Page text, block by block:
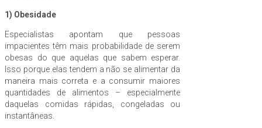
1) Obesidade
Especialistas apontam que pessoas
impacientes têm mais probabilidade de serem
obesas do que aquelas que sabem esperar.
Isso porque elas tendem a não se alimentar da
maneira mais correta e a consumir maiores
quantidades de alimentos – especialmente
daquelas comidas rápidas, congeladas ou
instantâneas.